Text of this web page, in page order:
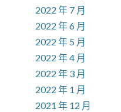
2022 年 7 月
2022 年 6 月
2022 年 5 月
2022 年 4 月
2022 年 3 月
2022 年 1 月
2021 年 12 月